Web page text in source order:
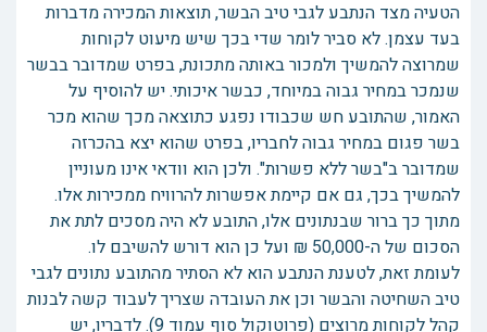
הטעיה מצד הנתבע לגבי טיב הבשר, תוצאות המכירה מדברות
בעד עצמן. לא סביר לומר שדי בכך שיש מיעוט לקוחות
שמרוצה להמשיך ולמכור באותה מתכונת, בפרט שמדובר בבשר
שנמכר במחיר גבוה במיוחד, כבשר איכותי. יש להוסיף על
האמור, שהתובע חש שכבודו נפגע כתוצאה מכך שהוא מכר
בשר פגום במחיר גבוה לחבריו, בפרט שהוא יצא בהכרזה
שמדובר ב"בשר ללא פשרות". ולכן הוא וודאי אינו מעוניין
להמשיך בכך, גם אם קיימת אפשרות להרוויח ממכירות אלו.
מתוך כך ברור שבנתונים אלו, התובע לא היה מסכים לתת את
הסכום של ה-50,000 ₪ ועל כן הוא דורש להשיבם לו.
לעומת זאת, לטענת הנתבע הוא לא הסתיר מהתובע נתונים לגבי
טיב השחיטה והבשר וכן את העובדה שצריך לעבוד קשה לבנות
קהל לקוחות מרוצים (פרוטוקול סוף עמוד 9). לדבריו, יש